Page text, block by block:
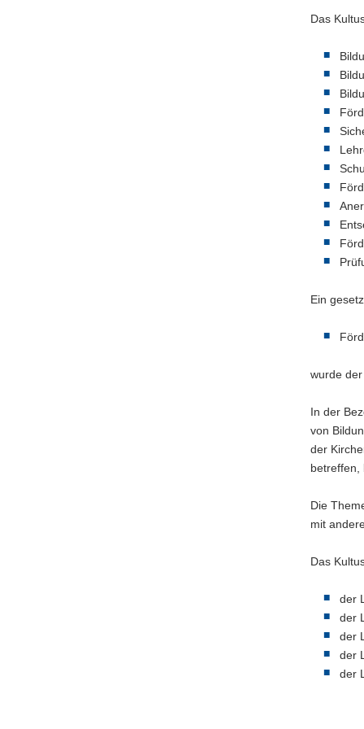
Das
Die
Das
Ein
wurde
In der
von
der
betreffen,
Die
mit
Das
der
der
der
der
der